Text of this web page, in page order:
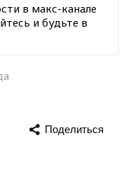
в макс-канале
и будьте в
Поделиться